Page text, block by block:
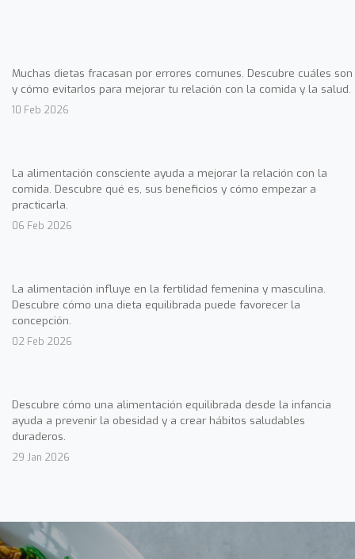
Muchas dietas fracasan por errores comunes. Descubre cuáles son
y cómo evitarlos para mejorar tu relación con la comida y la salud.
10 Feb 2026
La alimentación consciente ayuda a mejorar la relación con la
comida. Descubre qué es, sus beneficios y cómo empezar a
practicarla.
06 Feb 2026
La alimentación influye en la fertilidad femenina y masculina.
Descubre cómo una dieta equilibrada puede favorecer la
concepción.
02 Feb 2026
Descubre cómo una alimentación equilibrada desde la infancia
ayuda a prevenir la obesidad y a crear hábitos saludables
duraderos.
29 Jan 2026